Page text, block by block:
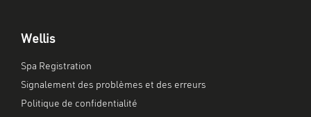
Wellis
Spa Registration
Signalement des problèmes et des erreurs
Politique de confidentialité